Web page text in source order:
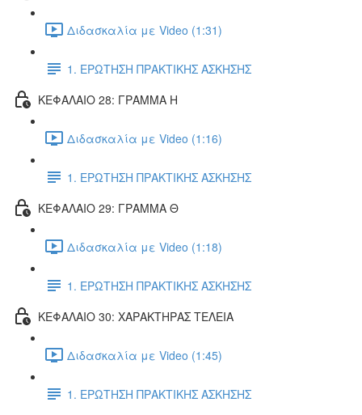
Διδασκαλία με Video (1:31)
1. ΕΡΩΤΗΣΗ ΠΡΑΚΤΙΚΗΣ ΑΣΚΗΣΗΣ
ΚΕΦΑΛΑΙΟ 28: ΓΡΑΜΜΑ Η
Διδασκαλία με Video (1:16)
1. ΕΡΩΤΗΣΗ ΠΡΑΚΤΙΚΗΣ ΑΣΚΗΣΗΣ
ΚΕΦΑΛΑΙΟ 29: ΓΡΑΜΜΑ Θ
Διδασκαλία με Video (1:18)
1. ΕΡΩΤΗΣΗ ΠΡΑΚΤΙΚΗΣ ΑΣΚΗΣΗΣ
ΚΕΦΑΛΑΙΟ 30: ΧΑΡΑΚΤΗΡΑΣ ΤΕΛΕΙΑ
Διδασκαλία με Video (1:45)
1. ΕΡΩΤΗΣΗ ΠΡΑΚΤΙΚΗΣ ΑΣΚΗΣΗΣ